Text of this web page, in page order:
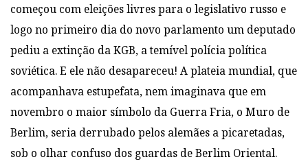
começou com eleições livres para o legislativo russo e
logo no primeiro dia do novo parlamento um deputado
pediu a extinção da KGB, a temível polícia política
soviética. E ele não desapareceu! A plateia mundial, que
acompanhava estupefata, nem imaginava que em
novembro o maior símbolo da Guerra Fria, o Muro de
Berlim, seria derrubado pelos alemães a picaretadas,
sob o olhar confuso dos guardas de Berlim Oriental.